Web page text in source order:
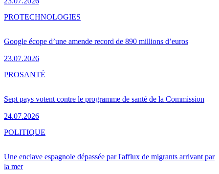
Google écope d’une amende record de 890 millions d’euros
23.07.2026
PROTECHNOLOGIES
Sept pays votent contre le programme de santé de la Commission
24.07.2026
PROSANTÉ
Une enclave espagnole dépassée par l'afflux de migrants arrivant par
la mer
POLITIQUE